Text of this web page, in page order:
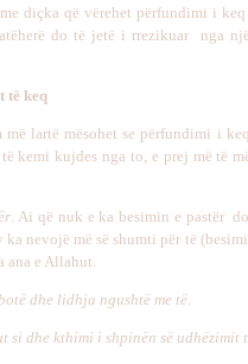
diçka që vërehet përfundimi i
do të jetë i rrezikuar nga
të keq
më lartë mësohet se përfundimi i
kemi kujdes nga to, e prej më të
. Ai që nuk e ka besimin e pastër
nevojë më së shumti për të
ana e Allahut.
dhe lidhja ngushtë me të.
si dhe kthimi i shpinën së udhëzimit